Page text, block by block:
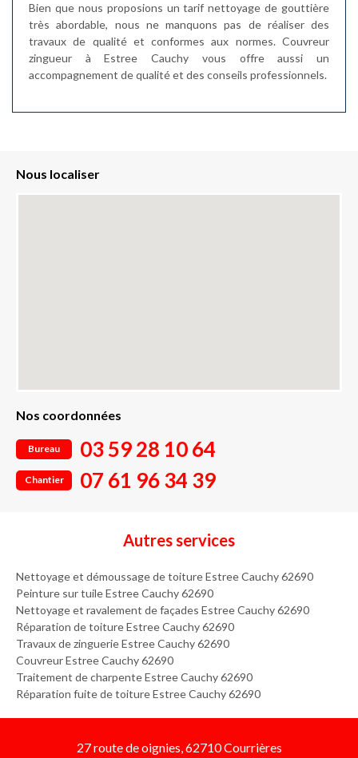
Bien que nous proposions un tarif nettoyage de gouttière
très abordable, nous ne manquons pas de réaliser des
travaux de qualité et conformes aux normes. Couvreur
zingueur à Estree Cauchy vous offre aussi un
accompagnement de qualité et des conseils professionnels.
Nous localiser
Nos coordonnées
Bureau 03 59 28 10 64
Chantier 07 61 96 34 39
Autres services
Nettoyage et démoussage de toiture Estree Cauchy 62690
Peinture sur tuile Estree Cauchy 62690
Nettoyage et ravalement de façades Estree Cauchy 62690
Réparation de toiture Estree Cauchy 62690
Travaux de zinguerie Estree Cauchy 62690
Couvreur Estree Cauchy 62690
Traitement de charpente Estree Cauchy 62690
Réparation fuite de toiture Estree Cauchy 62690
27 route de oignies, 62710 Courrières